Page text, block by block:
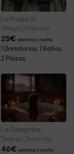
La Pruvía IV
Tellego (Asturias)
25€ persona y noche
1 Dormitorios, 1 Baños,
2 Plazas
La Congosta
Teverga (Asturias)
46€ persona y noche